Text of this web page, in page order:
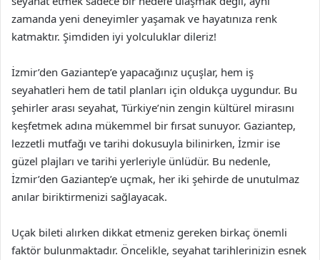
zamanda yeni deneyimler yaşamak ve hayatınıza renk
katmaktır. Şimdiden iyi yolculuklar dileriz!
İzmir’den Gaziantep’e yapacağınız uçuşlar, hem iş
seyahatleri hem de tatil planları için oldukça uygundur. Bu
şehirler arası seyahat, Türkiye’nin zengin kültürel mirasını
keşfetmek adına mükemmel bir fırsat sunuyor. Gaziantep,
lezzetli mutfağı ve tarihi dokusuyla bilinirken, İzmir ise
güzel plajları ve tarihi yerleriyle ünlüdür. Bu nedenle,
İzmir’den Gaziantep’e uçmak, her iki şehirde de unutulmaz
anılar biriktirmenizi sağlayacak.
Uçak bileti alırken dikkat etmeniz gereken birkaç önemli
faktör bulunmaktadır. Öncelikle, seyahat tarihlerinizin esnek